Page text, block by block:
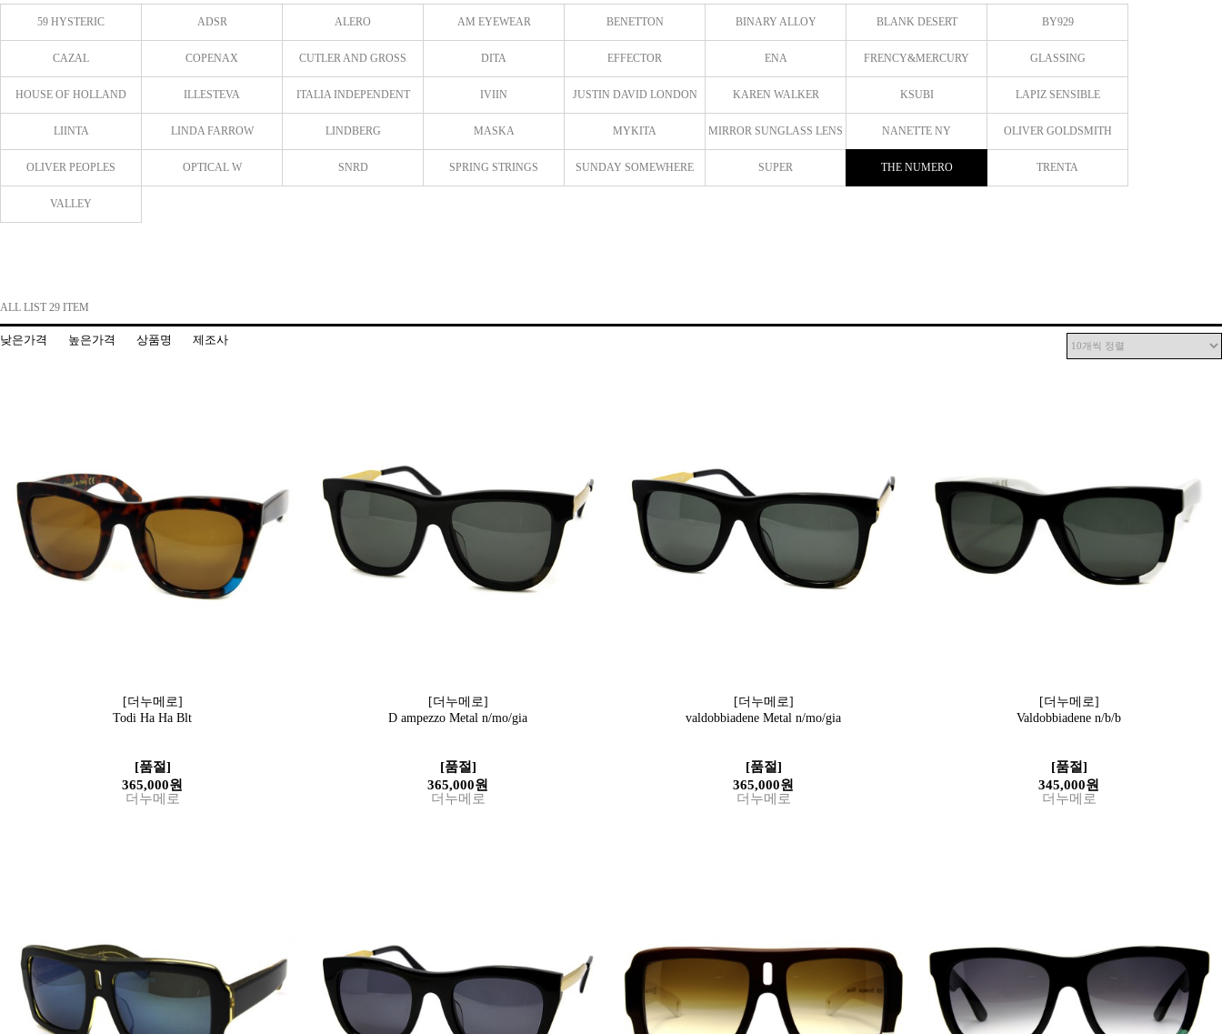
59 HYSTERIC ADSR ALERO AM EYEWEAR BENETTON BINARY ALLOY BLANK DESERT BY929
CAZAL COPENAX CUTLER AND GROSS DITA EFFECTOR ENA FRENCY&MERCURY GLASSING
HOUSE OF HOLLAND ILLESTEVA ITALIA INDEPENDENT IVIIN JUSTIN DAVID LONDON KAREN WALKER KSUBI LAPIZ SENSIBLE
LIINTA LINDA FARROW LINDBERG MASKA MYKITA MIRROR SUNGLASS LENS NANETTE NY OLIVER GOLDSMITH
OLIVER PEOPLES OPTICAL W SNRD SPRING STRINGS SUNDAY SOMEWHERE SUPER THE NUMERO TRENTA
VALLEY
ALL LIST 29 ITEM
낮은가격 높은가격 상품명 제조사
[더누메로]
Todi Ha Ha Blt
[품절]
365,000원
더누메로
[더누메로]
D ampezzo Metal n/mo/gia
[품절]
365,000원
더누메로
[더누메로]
valdobbiadene Metal n/mo/gia
[품절]
365,000원
더누메로
[더누메로]
Valdobbiadene n/b/b
[품절]
345,000원
더누메로